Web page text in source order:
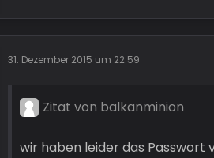
31. Dezember 2015 um 22:59
Zitat von balkanminion
wir haben leider das Passwort